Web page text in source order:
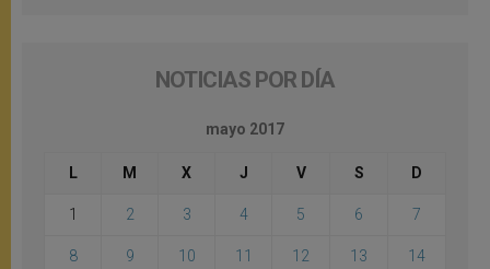
NOTICIAS POR DÍA
mayo 2017
L M X J V S D
1 2 3 4 5 6 7
8 9 10 11 12 13 14